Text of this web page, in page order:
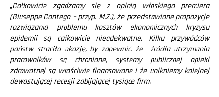
„Całkowicie zgadzamy się z opinią włoskiego premiera
(Giuseppe Contego – przyp. M.Z.), że przedstawione propozycje
rozwiązania problemu kosztów ekonomicznych kryzysu
epidemii są całkowicie nieadekwatne. Kilku przywódców
państw straciło okazję, by zapewnić, że źródła utrzymania
pracowników są chronione, systemy publicznej opieki
zdrowotnej są właściwie finansowane i że unikniemy kolejnej
dewastującej recesji zabijającej tysiące firm.